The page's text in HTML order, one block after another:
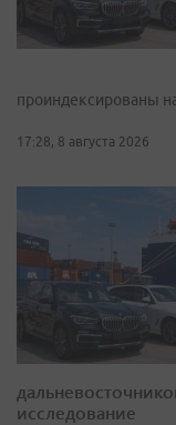
проиндексированы
17:28, 8 августа 2026
исследование